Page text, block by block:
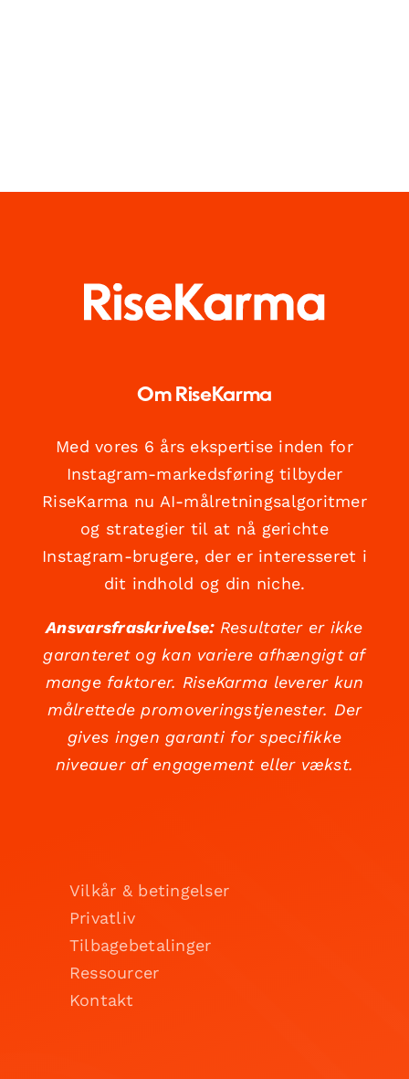
Om RiseKarma
Med vores 6 års ekspertise inden for
Instagram-markedsføring tilbyder
RiseKarma nu AI-målretningsalgoritmer
og strategier til at nå gerichte
Instagram-brugere, der er interesseret i
dit indhold og din niche.
Ansvarsfraskrivelse:Resultater er ikke
garanteret og kan variere afhængigt af
mange faktorer. RiseKarma leverer kun
målrettede promoveringstjenester. Der
gives ingen garanti for specifikke
niveauer af engagement eller vækst.
Vilkår & betingelser
Privatliv
Tilbagebetalinger
Ressourcer
Kontakt